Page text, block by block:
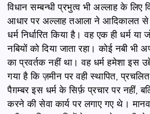
विधान सम्‍बन्‍धी प्रभुत्‍व भी अल्‍लाह के लिए
आधार पर अल्‍लाह तआला ने आदिकालत
धर्म निर्धारित किया है। वह एक ही धर्म
नबियों को दिया जाता रहा। कोई नबी भी
का प्रवर्तक नहीं था। वह धर्म हमेशा इस
गया है कि ज़मीन पर वही स्थापित,
पैग़म्‍बर इस धर्म के सिर्फ़ प्रचार पर नहीं,
करने की सेवा कार्य पर लगाए गए थे।